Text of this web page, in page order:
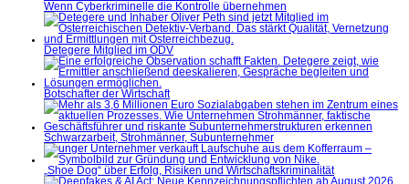
Wenn Cyberkriminelle die Kontrolle übernehmen
Detegere Mitglied im ÖDV
Botschafter der Wirtschaft
Schwarzarbeit, Strohmänner, Subunternehmer
„Shoe Dog“ über Erfolg, Risiken und Wirtschaftskriminalität